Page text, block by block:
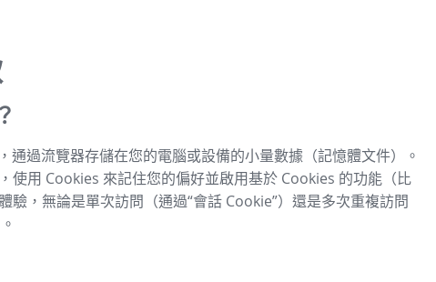
通過流覽器存儲在您的電腦或設備的小量數據（記憶體文件）。
使用 Cookies 來記住您的偏好並啟用基於 Cookies 的功能（比
驗，無論是單次訪問（通過“會話 Cookie”）還是多次重複訪問